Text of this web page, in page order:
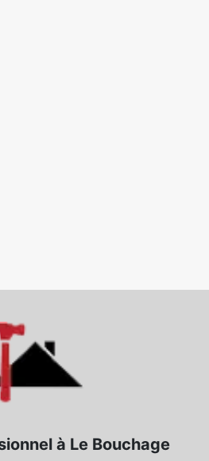
à Le Bouchage